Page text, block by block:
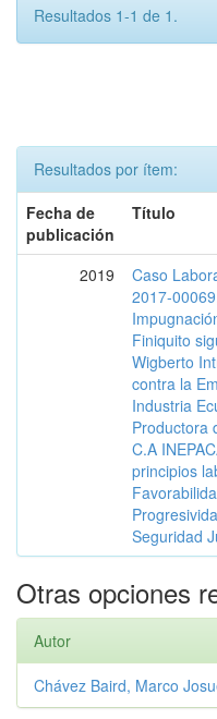
Resultados 1-1 de 1.
Resultados por ítem:
Fecha de
publicación
Título
2019
Caso
2017-
Finiquito
Wigberto
contra la
Industria
Productora
C.A
principios
Seguridad
Otras opciones
Autor
Chávez Baird, Marco